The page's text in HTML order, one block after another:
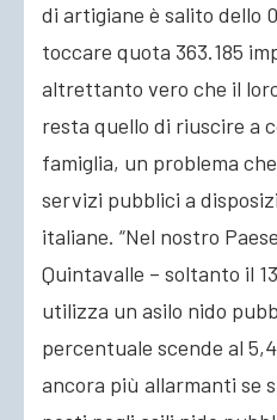
di artigiane è salito dello
toccare quota 363.185
altrettanto vero che il
resta quello di riuscire a
famiglia, un problema
servizi pubblici a
italiane. “Nel nostro
Quintavalle – soltanto il
utilizza un asilo nido
percentuale scende al
ancora più allarmanti se